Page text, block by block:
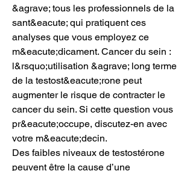
&agrave; tous les professionnels de la
sant&eacute; qui pratiquent ces
analyses que vous employez ce
m&eacute;dicament. Cancer du sein :
l&rsquo;utilisation &agrave; long terme
de la testost&eacute;rone peut
augmenter le risque de contracter le
cancer du sein. Si cette question vous
pr&eacute;occupe, discutez-en avec
votre m&eacute;decin.
Des faibles niveaux de testostérone
peuvent être la cause d’une